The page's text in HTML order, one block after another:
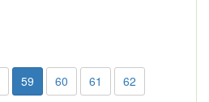
59 60 61 62